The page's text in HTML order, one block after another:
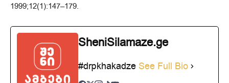
1999;12(1):147–179.
SheniSilamaze.ge
#drpkhakadze See Full Bio